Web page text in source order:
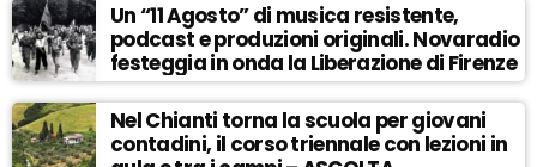
Un “11 Agosto” di musica resistente,
podcast e produzioni originali. Novaradio
festeggia in onda la Liberazione di Firenze
Nel Chianti torna la scuola per giovani
contadini, il corso triennale con lezioni in